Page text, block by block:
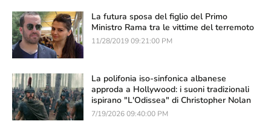
La futura sposa del figlio del Primo
Ministro Rama tra le vittime del terremoto
11/28/2019 09:21:00 PM
La polifonia iso-sinfonica albanese
approda a Hollywood: i suoni tradizionali
ispirano "L'Odissea" di Christopher Nolan
7/19/2026 09:40:00 PM